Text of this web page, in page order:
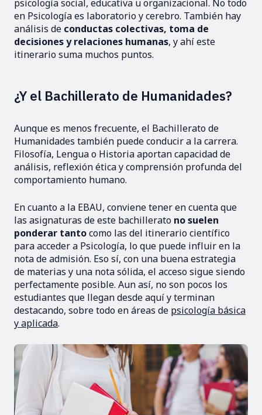
psicología social, educativa u organizacional. No todo
en Psicología es laboratorio y cerebro. También hay
análisis de conductas colectivas, toma de
decisiones y relaciones humanas, y ahí este
itinerario suma muchos puntos.
¿Y el Bachillerato de Humanidades?
Aunque es menos frecuente, el Bachillerato de
Humanidades también puede conducir a la carrera.
Filosofía, Lengua o Historia aportan capacidad de
análisis, reflexión ética y comprensión profunda del
comportamiento humano.
En cuanto a la EBAU, conviene tener en cuenta que
las asignaturas de este bachillerato no suelen
ponderar tantocomo las del itinerario científico
para acceder a Psicología, lo que puede influir en la
nota de admisión. Eso sí, con una buena estrategia
de materias y una nota sólida, el acceso sigue siendo
perfectamente posible. Aun así, no son pocos los
estudiantes que llegan desde aquí y terminan
destacando, sobre todo en áreas de psicología básica
y aplicada.